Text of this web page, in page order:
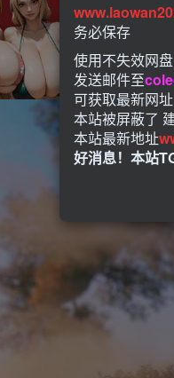
务必保存
使用不失效网
发送邮件至
可获取最新网址
本站被屏蔽了
本站最新地址
好消息！本站